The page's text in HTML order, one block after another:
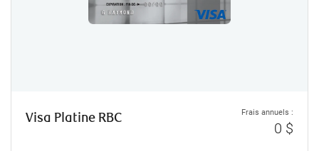
Visa Platine RBC Frais annuels :
0 $